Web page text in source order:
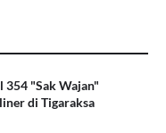
354 "Sak Wajan"
di Tigaraksa